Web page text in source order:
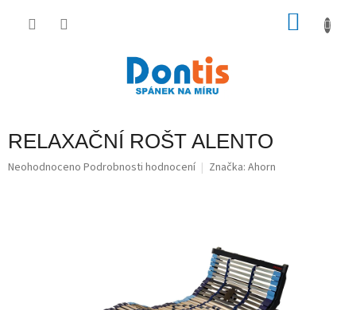
RELAXAČNÍ ROŠT ALENTO
Průměrné
Neohodnoceno Podrobnosti hodnocení Značka: Ahorn